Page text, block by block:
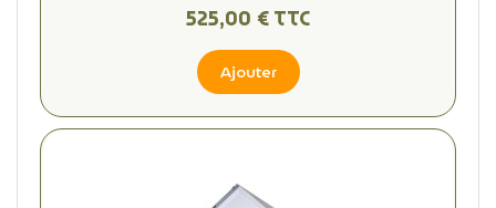
525,00 € TTC
Ajouter